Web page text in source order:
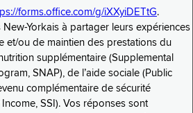
forms.office.com/g/iXXyiDETtG.
Yorkais à partager leurs expériences
et/ou de maintien des prestations du
supplémentaire (Supplemental
SNAP), de l’aide sociale (Public
complémentaire de sécurité
SSI). Vos réponses sont